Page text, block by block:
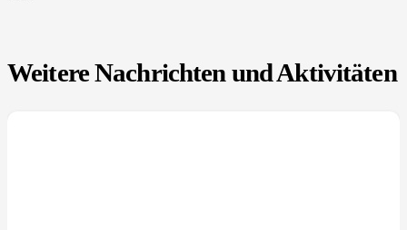
Weitere Nachrichten und Aktivitäten